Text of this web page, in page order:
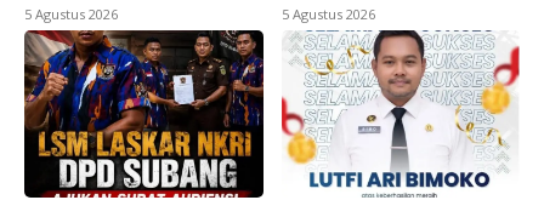
5 Agustus 2026
5 Agustus 2026